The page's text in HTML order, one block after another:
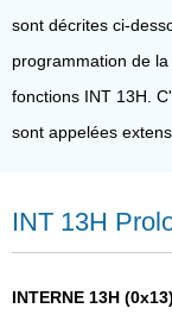
sont décrites ci-
programmation de
fonctions INT 13H.
sont appelées
INT 13H
INTERNE 13H (0x13)